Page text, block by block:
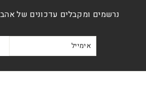
נרשמים ומקבלים עדכונים של